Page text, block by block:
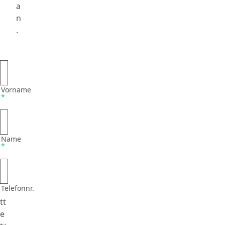
a
n
.
Vorname
*
Name
*
Telefonnr.
Bi
tt
e